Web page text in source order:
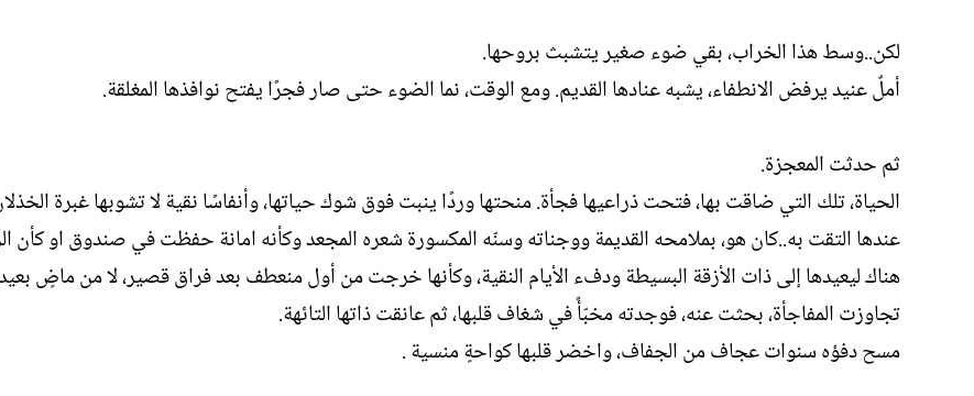
لكن..وسط هذا الخراب، بقي ضوء صغير يتشبث بروحها.
أملٌ عنيد يرفض الانطفاء، يشبه عنادها القديم. ومع الوقت، نما الضوء حتى صار فجرًا يفتح نوافذها المغلقة.
ثم حدثت المعجزة.
الحياة، تلك التي ضاقت بها، فتحت ذراعيها فجأة. منحتها وردًا ينبت فوق شوك حياتها، وأنفاسًا نقية لا تشوبها غبرة
عندها التقت به..كان هو، بملامحه القديمة ووجناته وسنّه المكسورة شعره المجعد وكأنه امانة حفظت في صندوق او كأن
هناك ليعيدها إلى ذات الأزقة البسيطة ودفء الأيام النقية، وكأنها خرجت من أول منعطف بعد فراق قصير، لا من ماضٍ
تجاوزت المفاجأة، بحثت عنه، فوجدته مخبّأً في شغاف قلبها، ثم عانقت ذاتها التائهة.
مسح دفؤه سنوات عجاف من الجفاف، واخضر قلبها كواحةٍ منسية .